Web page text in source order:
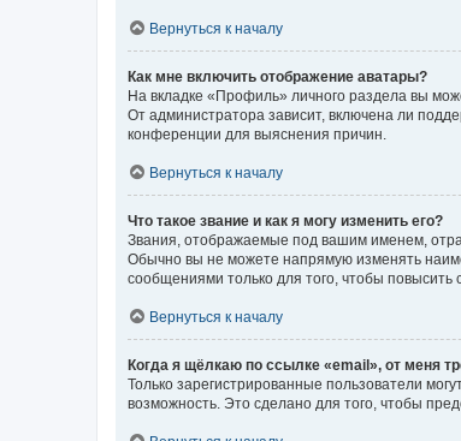
Вернуться к началу
Как мне включить отображение аватары?
На вкладке «Профиль» личного раздела вы
От администратора зависит, включена ли
конференции для выяснения причин.
Вернуться к началу
Что такое звание и как я могу изменить его?
Звания, отображаемые под вашим именем,
Обычно вы не можете напрямую изменять
сообщениями только для того, чтобы
Вернуться к началу
Когда я щёлкаю по ссылке «email», от меня
Только зарегистрированные пользователи
возможность. Это сделано для того, чтобы